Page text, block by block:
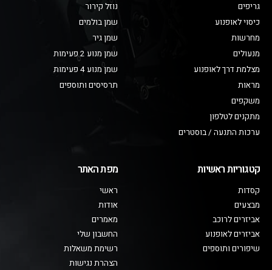
גריפים
כיסוי לאופנוע
מחרשות
מנעולים
מצלמת דרך לאופנוע
מראות
משקפים
מתקנים לטלפון
ערכות התנעה / בוסטרים
נוזל קירור
שמן בולמים
שמן גיר
שמן מנוע 2 פעימות
שמן מנוע 4 פעימות
תרסיסים ותוספים
קטגוריות ראשיות
קסדות
מבצעים
אביזרים לרוכב
אביזרים לאופנוע
שיפורים ותוספים
מפת האתר
ראשי
אודות
מאמרים
החשבון שלי
רשימת משאלות
הצהרת נגישות